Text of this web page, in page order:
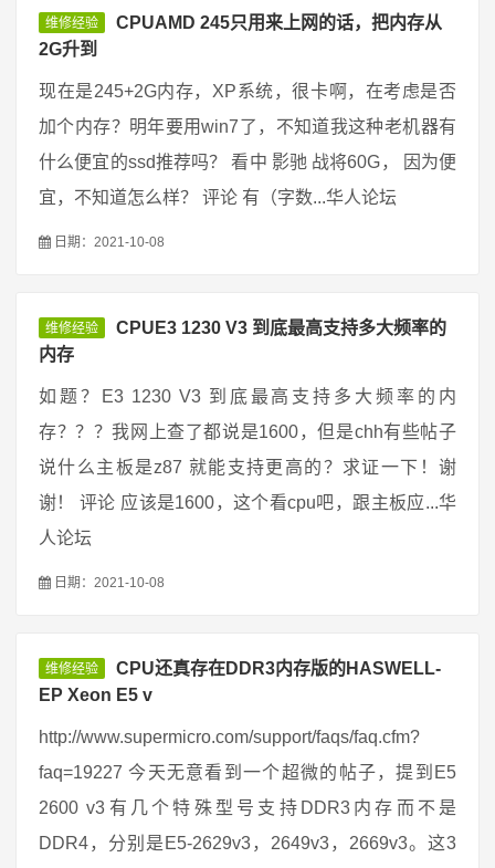
维修经验
CPUAMD 245只用来上网的话，把内存从
2G升到
现在是245+2G内存，XP系统，很卡啊，在考虑是否
加个内存？明年要用win7了，不知道我这种老机器有
什么便宜的ssd推荐吗？ 看中 影驰 战将60G， 因为便
宜，不知道怎么样？ 评论 有（字数...华人论坛
日期：2021-10-08
维修经验
CPUE3 1230 V3 到底最高支持多大频率的
内存
如题？E3 1230 V3 到底最高支持多大频率的内
存？？？我网上查了都说是1600，但是chh有些帖子
说什么主板是z87 就能支持更高的？求证一下！谢
谢！ 评论 应该是1600，这个看cpu吧，跟主板应...华
人论坛
日期：2021-10-08
维修经验
CPU还真存在DDR3内存版的HASWELL-
EP Xeon E5 v
http://www.supermicro.com/support/faqs/faq.cfm?
faq=19227 今天无意看到一个超微的帖子，提到E5
2600 v3有几个特殊型号支持DDR3内存而不是
DDR4，分别是E5-2629v3，2649v3，2669v3。这3